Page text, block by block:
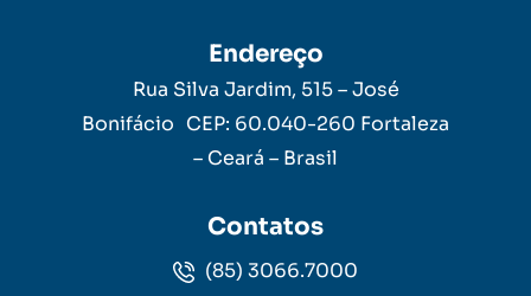
Endereço
Rua Silva Jardim, 515 – José
Bonifácio CEP: 60.040-260 Fortaleza
– Ceará – Brasil
Contatos
(85) 3066.7000